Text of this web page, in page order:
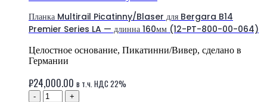
Планка Multirail Picatinny/Blaser для Bergara B14
Premier Series LA — длинна 160мм (12-PT-800-00-064)
Целостное основание, Пикатинни/Вивер, сделано в
Германии
₽24,000.00 в т.ч. НДС 22%
- +